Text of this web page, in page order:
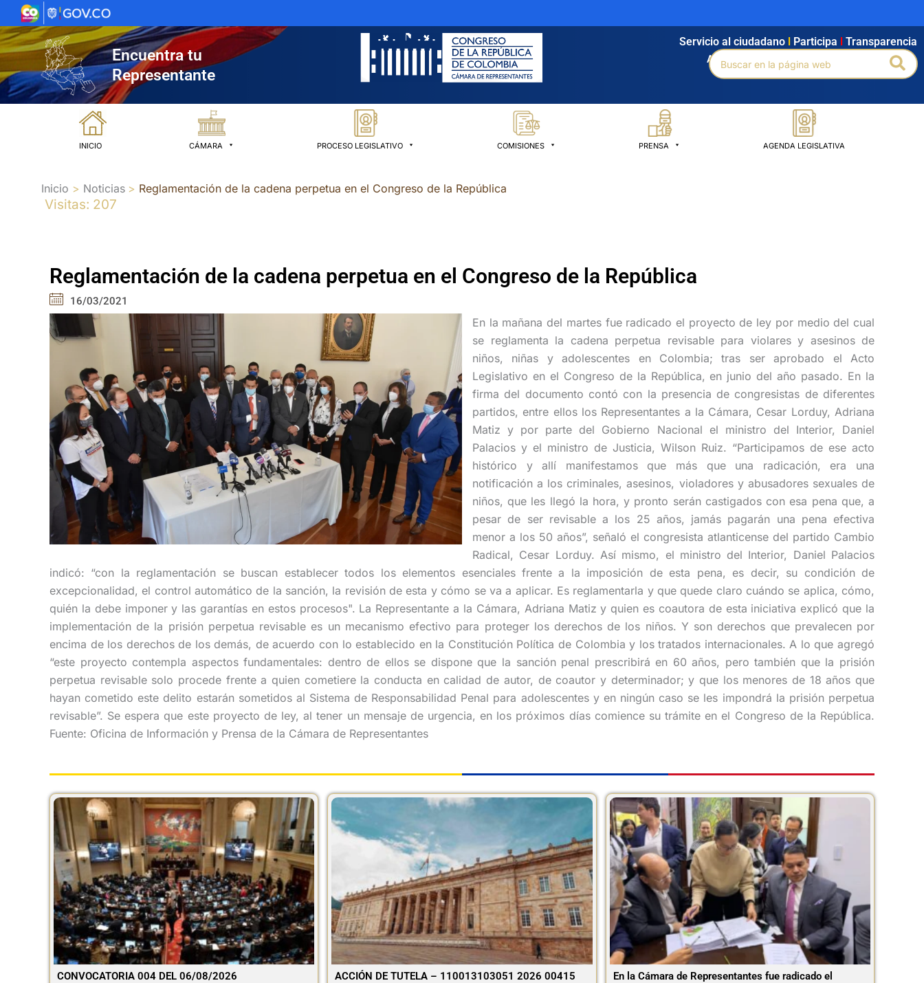
al
contenido
Encuentra tu
Representante
Agendamiento Intranet Búsqueda avanzada
Servicio al ciudadano Participa Transparencia
Buscar
por:
INICIO CÁMARA PROCESO LEGISLATIVO COMISIONES PRENSA AGENDA LEGISLATIVA
Inicio Noticias Reglamentación de la cadena perpetua en el Congreso de la República
Visitas: 207
Reglamentación de la cadena perpetua en el Congreso de la República
16/03/2021
En la mañana del martes fue radicado el proyecto de ley por medio del cual
se reglamenta la cadena perpetua revisable para violares y asesinos de
niños, niñas y adolescentes en Colombia; tras ser aprobado el Acto
Legislativo en el Congreso de la República, en junio del año pasado. En la
firma del documento contó con la presencia de congresistas de diferentes
partidos, entre ellos los Representantes a la Cámara, Cesar Lorduy, Adriana
Matiz y por parte del Gobierno Nacional el ministro del Interior, Daniel
Palacios y el ministro de Justicia, Wilson Ruiz. “Participamos de ese acto
histórico y allí manifestamos que más que una radicación, era una
notificación a los criminales, asesinos, violadores y abusadores sexuales de
niños, que les llegó la hora, y pronto serán castigados con esa pena que, a
pesar de ser revisable a los 25 años, jamás pagarán una pena efectiva
menor a los 50 años”, señaló el congresista atlanticense del partido Cambio
Radical, Cesar Lorduy. Así mismo, el ministro del Interior, Daniel Palacios
indicó: “con la reglamentación se buscan establecer todos los elementos esenciales frente a la imposición de esta pena, es decir, su condición de
excepcionalidad, el control automático de la sanción, la revisión de esta y cómo se va a aplicar. Es reglamentarla y que quede claro cuándo se aplica, cómo,
quién la debe imponer y las garantías en estos procesos". La Representante a la Cámara, Adriana Matiz y quien es coautora de esta iniciativa explicó que la
implementación de la prisión perpetua revisable es un mecanismo efectivo para proteger los derechos de los niños. Y son derechos que prevalecen por
encima de los derechos de los demás, de acuerdo con lo establecido en la Constitución Política de Colombia y los tratados internacionales. A lo que agregó
“este proyecto contempla aspectos fundamentales: dentro de ellos se dispone que la sanción penal prescribirá en 60 años, pero también que la prisión
perpetua revisable solo procede frente a quien cometiere la conducta en calidad de autor, de coautor y determinador; y que los menores de 18 años que
hayan cometido este delito estarán sometidos al Sistema de Responsabilidad Penal para adolescentes y en ningún caso se les impondrá la prisión perpetua
revisable”. Se espera que este proyecto de ley, al tener un mensaje de urgencia, en los próximos días comience su trámite en el Congreso de la República.
Fuente: Oficina de Información y Prensa de la Cámara de Representantes
CONVOCATORIA 004 DEL 06/08/2026
ACCIÓN DE TUTELA – 110013103051 2026 00415
En la Cámara de Representantes fue radicado el